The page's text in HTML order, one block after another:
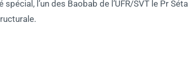
l’un des Baobab de l’UFR/SVT le Pr Séta